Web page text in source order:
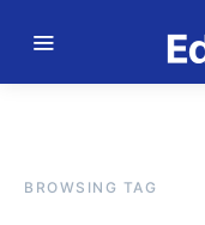
BROWSING TAG